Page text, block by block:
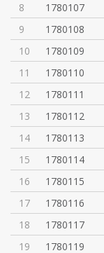
8
1780107
9
1780108
10
1780109
11
1780110
12
1780111
13
1780112
14
1780113
15
1780114
16
1780115
17
1780116
18
1780117
19
1780119